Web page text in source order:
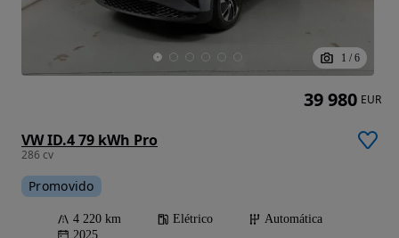
1 / 6
VW ID.4 79 kWh Pro
286 cv
Promovido
4 220 km Elétrico
Automática
2025
39 980 EUR